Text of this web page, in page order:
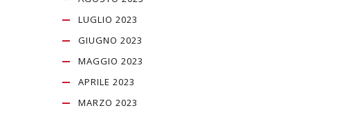
LUGLIO 2023
GIUGNO 2023
MAGGIO 2023
APRILE 2023
MARZO 2023